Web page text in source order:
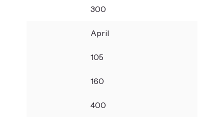
300
April
105
160
400